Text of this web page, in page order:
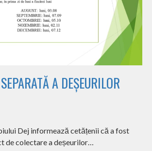
A DEȘEURILOR
Dej informează cetățenii că a fost
de colectare a deșeurilor…